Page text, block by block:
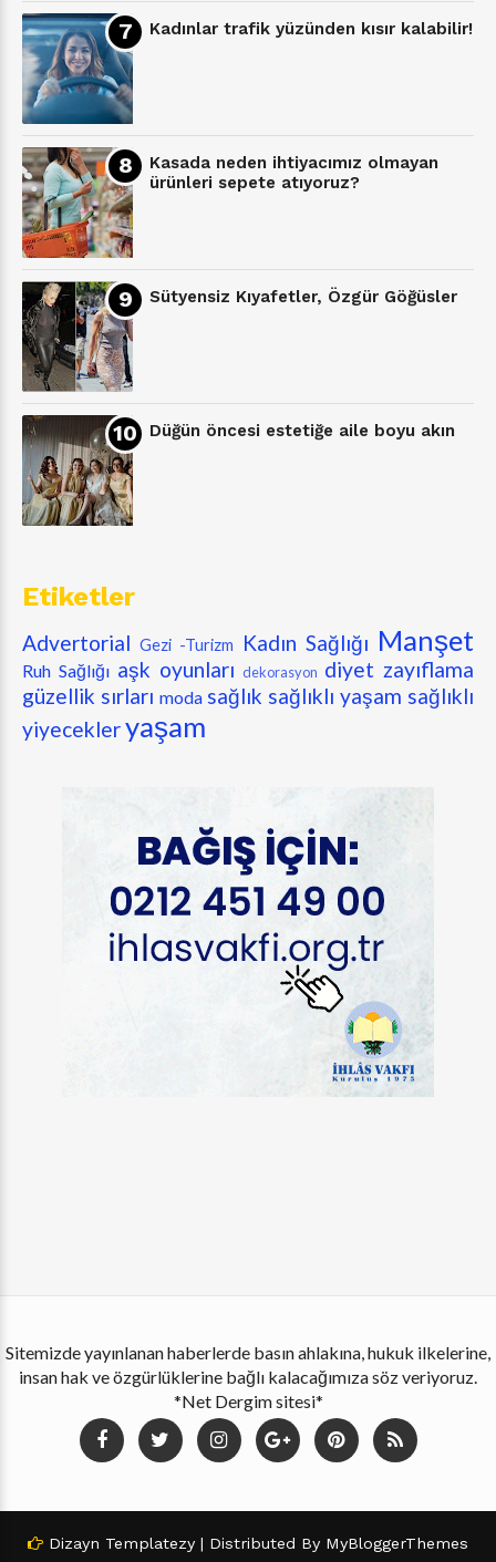
Kadınlar trafik yüzünden kısır kalabilir!
Kasada neden ihtiyacımız olmayan
ürünleri sepete atıyoruz?
Sütyensiz Kıyafetler, Özgür Göğüsler
Düğün öncesi estetiğe aile boyu akın
Etiketler
Advertorial Gezi -Turizm Kadın Sağlığı Manşet
Ruh Sağlığı aşk oyunları dekorasyon diyet zayıflama
güzellik sırları moda sağlık sağlıklı yaşam sağlıklı
yiyecekleryaşam
Sitemizde yayınlanan haberlerde basın ahlakına, hukuk ilkelerine,
insan hak ve özgürlüklerine bağlı kalacağımıza söz veriyoruz.
*Net Dergim sitesi*
Dizayn Templatezy | Distributed By MyBloggerThemes